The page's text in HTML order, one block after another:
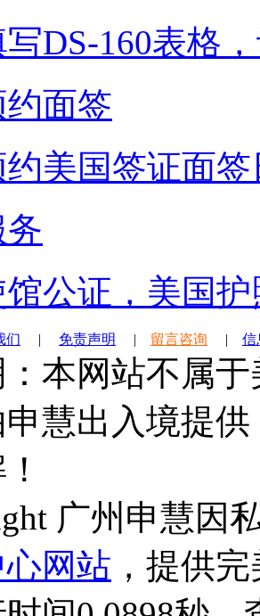
DS-160表格
面签
约美国签证面
馆公证，美国
们 | 免责声明 | 留言咨询 | 信
本网站不属
慧出入境提
广州申慧因
网站 ，提供